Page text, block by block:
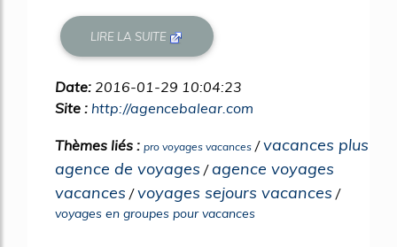
LIRE LA SUITE
Date: 2016-01-29 10:04:23
Site : http://agencebalear.com
Thèmes liés : pro voyages vacances /vacances plus
agence de voyages /agence voyages
vacances /voyages sejours vacances /
voyages en groupes pour vacances